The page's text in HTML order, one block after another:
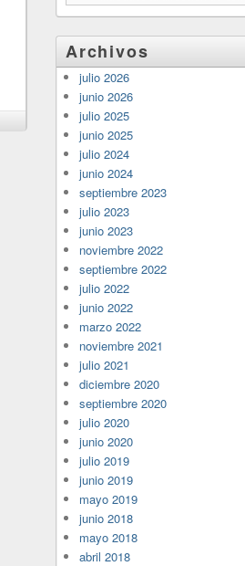
Archivos
julio 2026
junio 2026
julio 2025
junio 2025
julio 2024
junio 2024
septiembre 2023
julio 2023
junio 2023
noviembre 2022
septiembre 2022
julio 2022
junio 2022
marzo 2022
noviembre 2021
julio 2021
diciembre 2020
septiembre 2020
julio 2020
junio 2020
julio 2019
junio 2019
mayo 2019
junio 2018
mayo 2018
abril 2018